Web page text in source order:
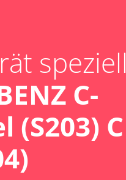
speziell
C-
(S203) C